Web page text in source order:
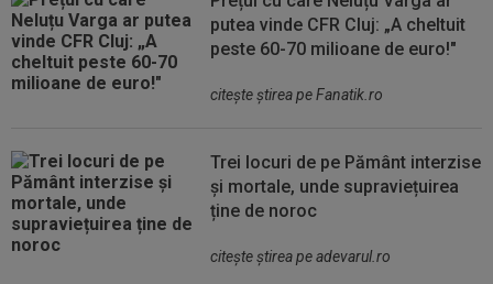
putea vinde CFR Cluj: „A cheltuit
peste 60-70 milioane de euro!"
citeşte ştirea pe Fanatik.ro
Trei locuri de pe Pământ interzise
și mortale, unde supraviețuirea
ține de noroc
citeşte ştirea pe adevarul.ro